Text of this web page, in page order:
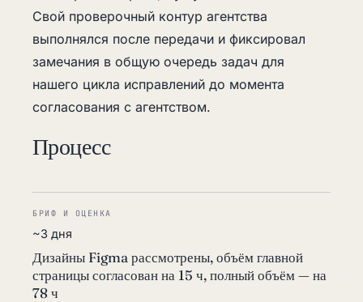
Свой проверочный контур агентства
выполнялся после передачи и фиксировал
замечания в общую очередь задач для
нашего цикла исправлений до момента
согласования с агентством.
Процесс
БРИФ И ОЦЕНКА
~3 дня
Дизайны Figma рассмотрены, объём главной
страницы согласован на 15 ч, полный объём — на
78 ч